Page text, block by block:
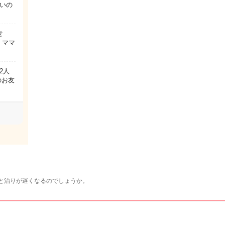
の
ママ
人
お友
りが遅くなるのでしょうか。